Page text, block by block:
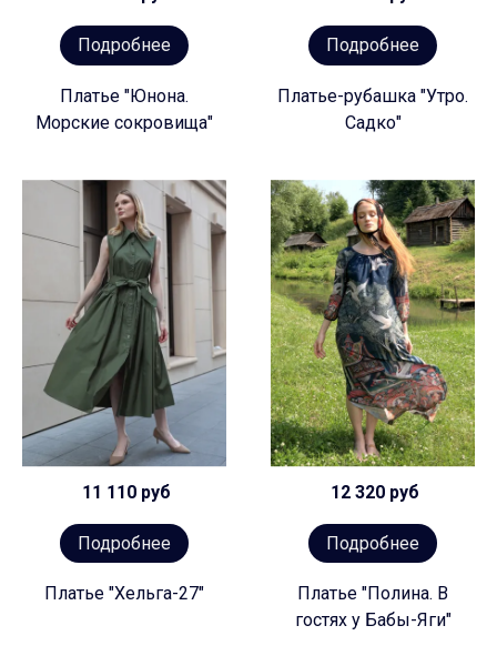
Подробнее
Платье "Юнона.
Морские сокровища"
Подробнее
Платье-рубашка "Утро.
Садко"
11 110 руб
Подробнее
Платье "Хельга-27"
12 320 руб
Подробнее
Платье "Полина. В
гостях у Бабы-Яги"